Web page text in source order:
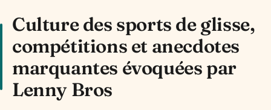
Culture des sports de glisse,
compétitions et anecdotes
marquantes évoquées par
Lenny Bros